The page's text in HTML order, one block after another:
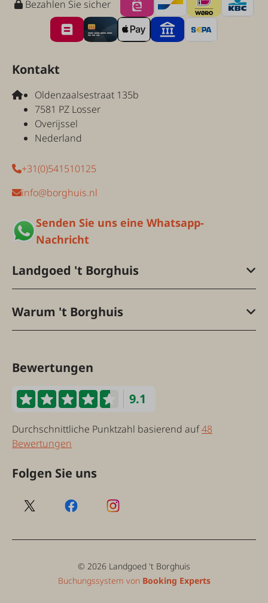
Bezahlen Sie sicher
Kontakt
Oldenzaalsestraat 135b
7581 PZ Losser
Overijssel
Nederland
+31(0)541510125
info@borghuis.nl
Senden Sie uns eine Whatsapp-
Nachricht
Landgoed 't Borghuis
Warum 't Borghuis
Bewertungen
9.1
Durchschnittliche Punktzahl basierend auf48
Bewertungen
Folgen Sie uns
© 2026 Landgoed 't Borghuis
Buchungssystem von Booking Experts